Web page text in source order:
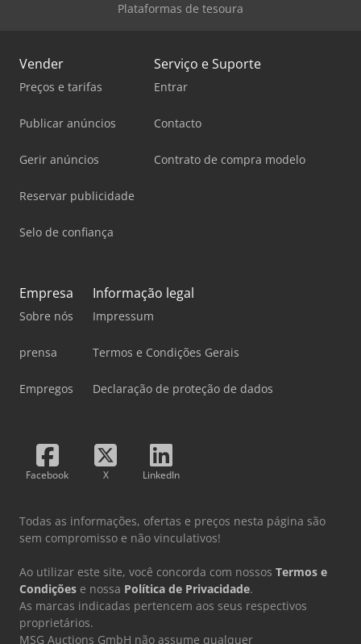
Plataformas de tesoura
Vender
Preços e tarifas
Publicar anúncios
Gerir anúncios
Reservar publicidade
Selo de confiança
Serviço e Suporte
Entrar
Contacto
Contrato de compra modelo
Empresa
Sobre nós
prensa
Empregos
Informação legal
Impressum
Termos e Condições Gerais
Declaração de proteção de dados
Facebook X LinkedIn
Todas as informações, ofertas e preços nesta página são
sem compromisso e não vinculativos!
Ao utilizar este site, você concorda com nossos Termos e
Condições e nossa Política de Privacidade.
As marcas indicadas pertencem aos seus respectivos
proprietários.
MSG Auctions GmbH não assume qualquer